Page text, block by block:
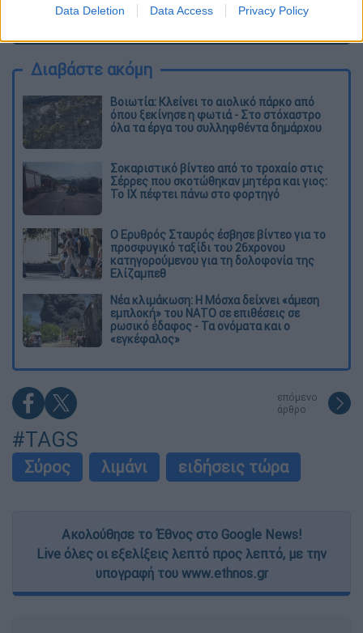
Data Deletion Data Access Privacy Policy
καταχώρηση
Διαβάστε ακόμη
Βοιωτία: Κλείνει το αιολικό πάρκο από
όπου ξεκίνησε η φωτιά - Στο στόχαστρο
όλα τα έργα του συλληφθέντα δημάρχου
Σοκαριστικό βίντεο από το τροχαίο στις
Σέρρες που σκοτώθηκαν μητέρα και γιος:
Το ΙΧ πέφτει πάνω στο φορτηγό
Ο Ερυθρός Σταυρός έσβησε βίντεο για το
προσφυγικό ταξίδι του 26χρονου
κατηγορούμενου για τη δολοφονία της
Ελίζαμπεθ
Νέα κλιμάκωση: Η Μόσχα δείχνει «άμεση
εμπλοκή» του ΝΑΤΟ σε επιθέσεις σε
ρωσικό έδαφος - Τα ονόματα και ο
«εγκέφαλος»
επόμενο
άρθρο
#TAGS
Σύρος λιμάνι ειδήσεις τώρα
Ακολούθησε το Έθνος στο Google News!
Live όλες οι εξελίξεις λεπτό προς λεπτό, με την
υπογραφή του www.ethnos.gr